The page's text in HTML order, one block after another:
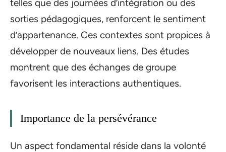
telles que des journées d’intégration ou des
sorties pédagogiques, renforcent le sentiment
d’appartenance. Ces contextes sont propices à
développer de nouveaux liens. Des études
montrent que des échanges de groupe
favorisent les interactions authentiques.
Importance de la persévérance
Un aspect fondamental réside dans la volonté